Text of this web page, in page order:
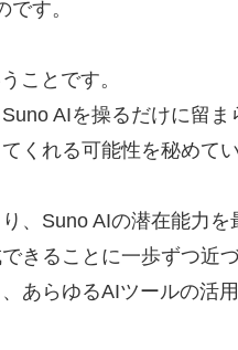
す。
ことです。
AIを操るだけに留ま
くれる可能性を秘めてい
、Suno AIの潜在能力を
きることに一歩ずつ近づ
あらゆるAIツールの活